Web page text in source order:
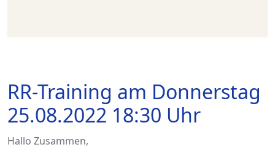
RR-Training am Donnerstag
25.08.2022 18:30 Uhr
Hallo Zusammen,